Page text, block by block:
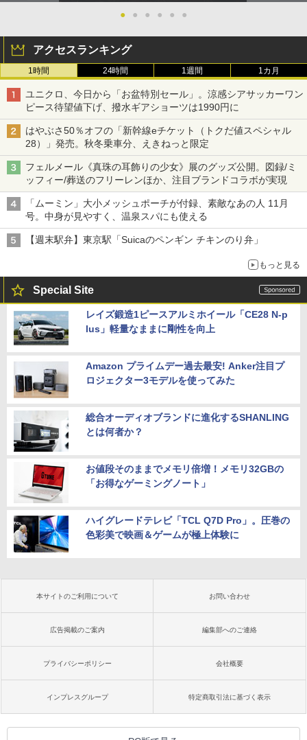
● ● ● ● ● ●
アクセスランキング
1時間 24時間 1週間 1カ月
ユニクロ、今日から「お盆特別セール」。涼感シアサッカーワン
ピース待望値下げ、撥水ギアショーツは1990円に
はやぶさ50％オフの「新幹線eチケット（トクだ値スペシャル
28）」発売。秋冬乗車分、えきねっと限定
フェルメール《真珠の耳飾りの少女》展のグッズ公開。図録/ミ
ッフィー/葬送のフリーレンほか、注目ブランドコラボが実現
「ムーミン」大小メッシュポーチが付録、素敵なあの人 11月
号。中身が見やすく、温泉スパにも使える
【週末駅弁】東京駅「Suicaのペンギン チキンのり弁」
もっと見る
Special Site
レイズ鍛造1ピースアルミホイール「CE28 N-p
lus」軽量なままに剛性を向上
Amazon プライムデー過去最安! Anker注目プ
ロジェクター3モデルを使ってみた
総合オーディオブランドに進化するSHANLING
とは何者か？
お値段そのままでメモリ倍増！メモリ32GBの
「お得なゲーミングノート」
ハイグレードテレビ「TCL Q7D Pro」。圧巻の
色彩美で映画＆ゲームが極上体験に
本サイトのご利用について お問い合わせ
広告掲載のご案内 編集部へのご連絡
プライバシーポリシー 会社概要
インプレスグループ 特定商取引法に基づく表示